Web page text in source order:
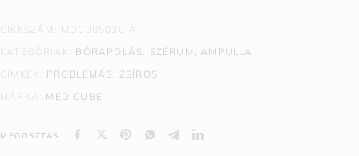
CIKKSZÁM: MDC985030JA
KATEGÓRIÁK: BŐRÁPOLÁS, SZÉRUM, AMPULLA
CÍMKÉK: PROBLÉMÁS, ZSÍROS
MÁRKA: MEDICUBE
MEGOSZTÁS